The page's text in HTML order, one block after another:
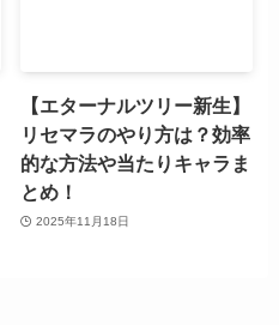
【エターナルツリー新生】
リセマラのやり方は？効率
的な方法や当たりキャラま
とめ！
2025年11月18日